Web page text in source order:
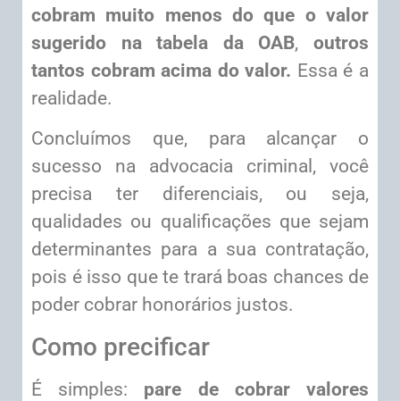
cobram muito menos do que o valor
sugerido na tabela da OAB,outros
tantos cobram acima do valor. Essa é a
realidade.
Concluímos que, para alcançar o
sucesso na advocacia criminal, você
precisa ter diferenciais, ou seja,
qualidades ou qualificações que sejam
determinantes para a sua contratação,
pois é isso que te trará boas chances de
poder cobrar honorários justos.
Como precificar
É simples: pare de cobrar valores